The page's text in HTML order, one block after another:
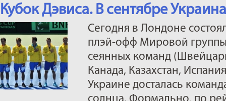
Кубок Дэвиса. В сентябре
Сегодня в Лондоне
плэй-офф Мировой
сеянных команд
Канада, Казахстан,
Украине досталась